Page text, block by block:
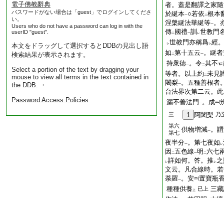
電子佛教辭典
パスワードがない場合は「guest」でログインしてくださ
い。
Users who do not have a password can log in with the
userID "guest".
本文をドラッグして選択するとDDBの見出し語
検索結果が表示されます。
Select a portion of the text by dragging your
mouse to view all terms in the text contained in
the DDB. ・
Password Access Policies
者。蓋是翻譯之家
於綖本一○若依 二根本
涅槃綖法華綖等一。
傳二 國禮一訓 レ世教門
レ世教門亦稱爲レ經
如 二第十五云一。綖
持衆徳一。令二其不
等者。以上約 二未見
闍梨一。五種善根者
台法界次第二云。
漏不善法門 一。成
三 1 阿闍梨 乃
第六
第七 供物増減一。
夜半分一。第七夜如 レ
因 二五色線一明 二六七
レ詳如何。答。推レ
文云。凡合線時。
荼羅一。安
置寶瓶
種種供養 上 已上 三